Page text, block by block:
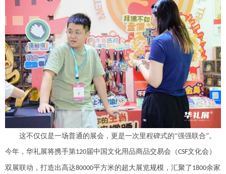
这不仅仅是一场普通的展会，更是一次里程碑式的“强强联合”。
今年，华礼展将携手第120届中国文化用品商品交易会（CSF文化会）
双展联动，打造出高达80000平方米的超大展览规模，汇聚了 1800余家